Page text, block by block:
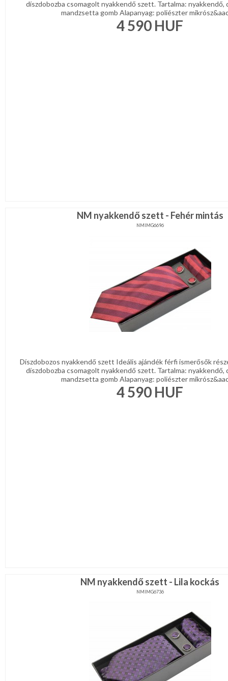
díszdobozba csomagolt nyakkendő szett. Tartalma: nyakkendő,
mandzsetta gomb Alapanyag: poliészter
4 590 HUF
NM nyakkendő szett - Fehér mintás
NMIMG6696
Díszdobozos nyakkendő szett Ideális ajándék férfi ismerősők
díszdobozba csomagolt nyakkendő szett. Tartalma: nyakkendő,
mandzsetta gomb Alapanyag: poliészter
4 590 HUF
NM nyakkendő szett - Lila kockás
NMIMG6736